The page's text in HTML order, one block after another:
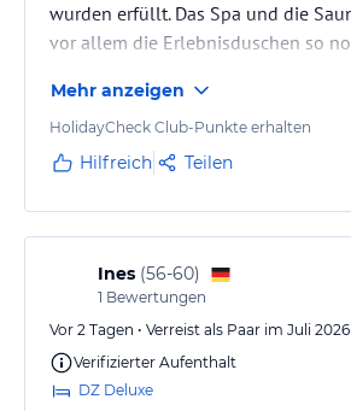
wurden erfüllt. Das Spa und die
vor allem die Erlebnisduschen so
Mehr anzeigen
HolidayCheck Club-Punkte erhalten
Hilfreich Teilen
Ines (56-60)
1 Bewertungen
Vor 2 Tagen • Verreist als Paar im Juli 2026
Verifizierter Aufenthalt
DZ Deluxe